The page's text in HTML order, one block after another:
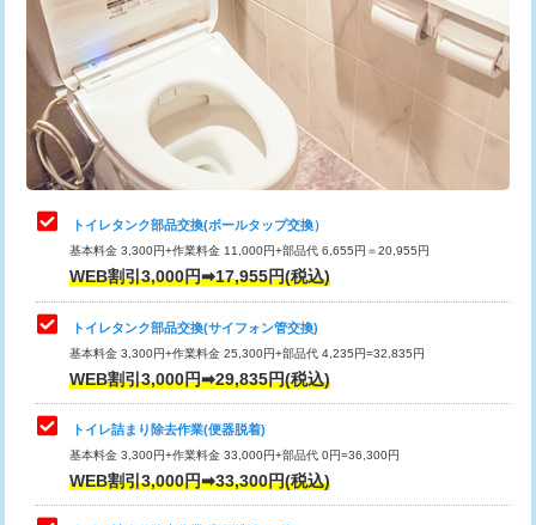
トイレタンク部品交換(ボールタップ交換）
基本料金 3,300円+作業料金 11,000円+部品代 6,655円＝20,955円
WEB割引3,000円➡17,955円(税込)
トイレタンク部品交換(サイフォン管交換)
基本料金 3,300円+作業料金 25,300円+部品代 4,235円=32,835円
WEB割引3,000円➡29,835円(税込)
トイレ詰まり除去作業(便器脱着)
基本料金 3,300円+作業料金 33,000円+部品代 0円=36,300円
WEB割引3,000円➡33,300円(税込)